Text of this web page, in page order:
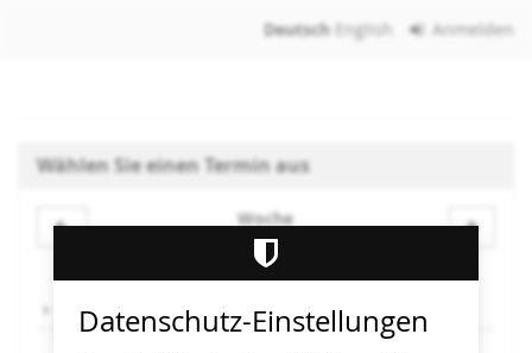
Deutsch English Anmelden
Wählen Sie einen Termin aus
Woche
auswählen
Woche
Mo, 15.9.
Datenschutz-Einstellungen